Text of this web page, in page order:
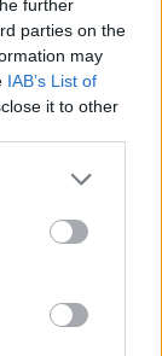
further
parties on the
may
IAB’s List of
it to other
fornendo